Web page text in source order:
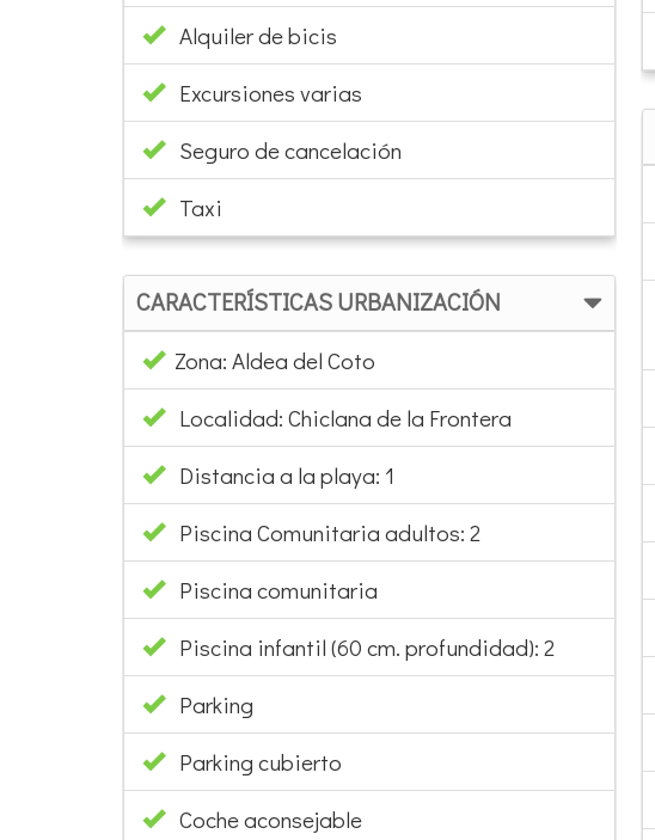
Alquiler de bicis
Excursiones varias
Seguro de cancelación
Taxi
CARACTERÍSTICAS URBANIZACIÓN
Zona: Aldea del Coto
Localidad: Chiclana de la Frontera
Distancia a la playa: 1
Piscina Comunitaria adultos: 2
Piscina comunitaria
Piscina infantil (60 cm. profundidad): 2
Parking
Parking cubierto
Coche aconsejable